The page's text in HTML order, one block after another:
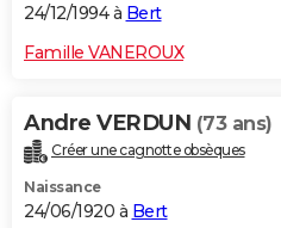
24/12/1994 à Bert
Famille VANEROUX
Andre VERDUN (73 ans)
Créer une cagnotte obsèques
Naissance
24/06/1920 à Bert